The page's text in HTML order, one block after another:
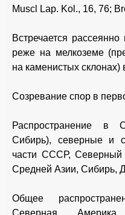
Muscl Lap. Kol., 16, 76;
Встречается
реже на мелкоземе
на каменистых склонах)
Созревание спор в
Распространение в
Сибирь), северные и
части СССР, Северный
Средней Азии, Сибирь,
Общее
Северная